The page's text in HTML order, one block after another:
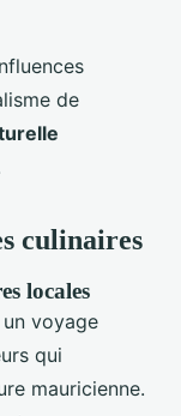
de
culinaires
locales
voyage
qui
mauricienne.